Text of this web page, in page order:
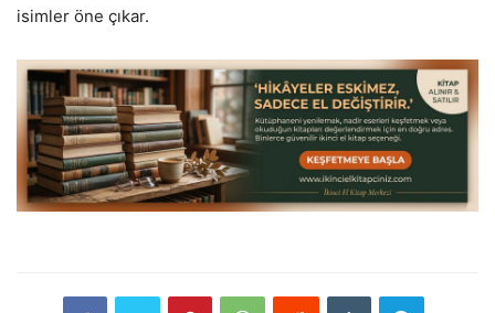
isimler öne çıkar.